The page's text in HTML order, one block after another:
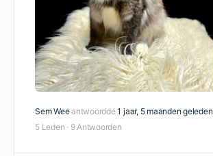
Sem Weeantwoordde1 jaar, 5 maanden geleden
5 Leden · 9 Antwoorden